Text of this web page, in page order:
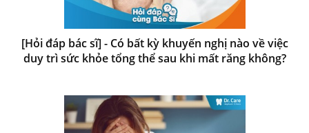
[Hỏi đáp bác sĩ] - Có bất kỳ khuyến nghị nào về việc
duy trì sức khỏe tổng thể sau khi mất răng không?